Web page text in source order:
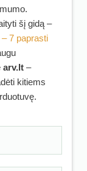
šį gidą –
7 paprasti
arv.lt –
kitiems